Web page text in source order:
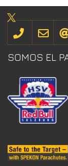
SOMOS EL